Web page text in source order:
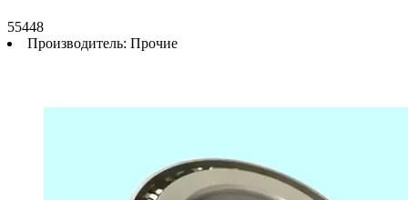
55448
Производитель: Прочие